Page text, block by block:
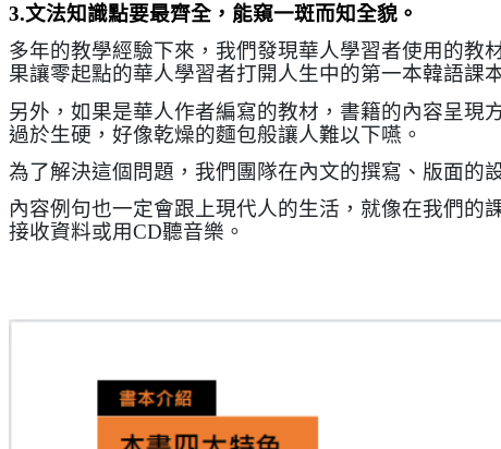
3.文法知識點要最齊全，能窺一斑而知全貌。
多年的教學經驗下來，我們發現華人學習者使用的教
果讓零起點的華人學習者打開人生中的第一本韓語課
另外，如果是華人作者編寫的教材，書籍的內容呈現
過於生硬，好像乾燥的麵包般讓人難以下嚥。
為了解決這個問題，我們團隊在內文的撰寫、版面的
內容例句也一定會跟上現代人的生活，就像在我們
接收資料或用CD聽音樂。